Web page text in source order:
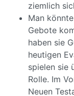
ziemlich
Man
Gebote
haben sie
heutigen
spielen sie
Rolle. Im
Neuen